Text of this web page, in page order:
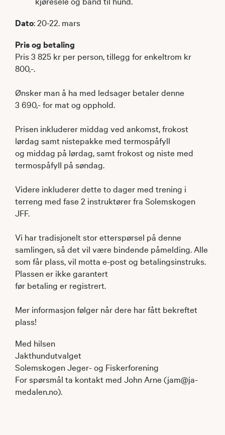
Dato: 20-22. mars
Pris og betaling
Pris 3 825 kr per person, tillegg for enkeltrom kr
800,-.
Ønsker man å ha med ledsager betaler denne
3 690,- for mat og opphold.
Prisen inkluderer middag ved ankomst, frokost
lørdag samt nistepakke med termospåfyll
og middag på lørdag, samt frokost og niste med
termospåfyll på søndag.
Videre inkluderer dette to dager med trening i
terreng med fase 2 instruktører fra Solemskogen
JFF.
Vi har tradisjonelt stor etterspørsel på denne
samlingen, så det vil være bindende påmelding. Alle
som får plass, vil motta e-post og betalingsinstruks.
Plassen er ikke garantert
før betaling er registrert.
Mer informasjon følger når dere har fått bekreftet
plass!
Med hilsen
Jakthundutvalget
Solemskogen Jeger- og Fiskerforening
For spørsmål ta kontakt med John Arne (jam@ja-
medalen.no).